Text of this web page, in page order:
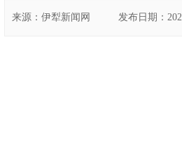
来源： 伊犁新闻网 发布日期：